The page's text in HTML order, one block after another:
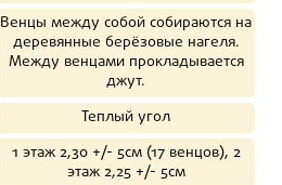
Венцы между собой собираются на
деревянные берёзовые нагеля.
Между венцами прокладывается
джут.
Теплый угол
1 этаж 2,30 +/- 5см (17 венцов), 2
этаж 2,25 +/- 5см